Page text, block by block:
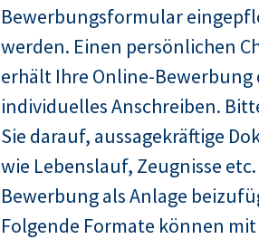
Bewerbungsformular
werden. Einen persönlichen
erhält Ihre Online-Bewerbung
individuelles Anschreiben.
Sie darauf, aussagekräftige
wie Lebenslauf, Zeugnisse
Bewerbung als Anlage
Folgende Formate können